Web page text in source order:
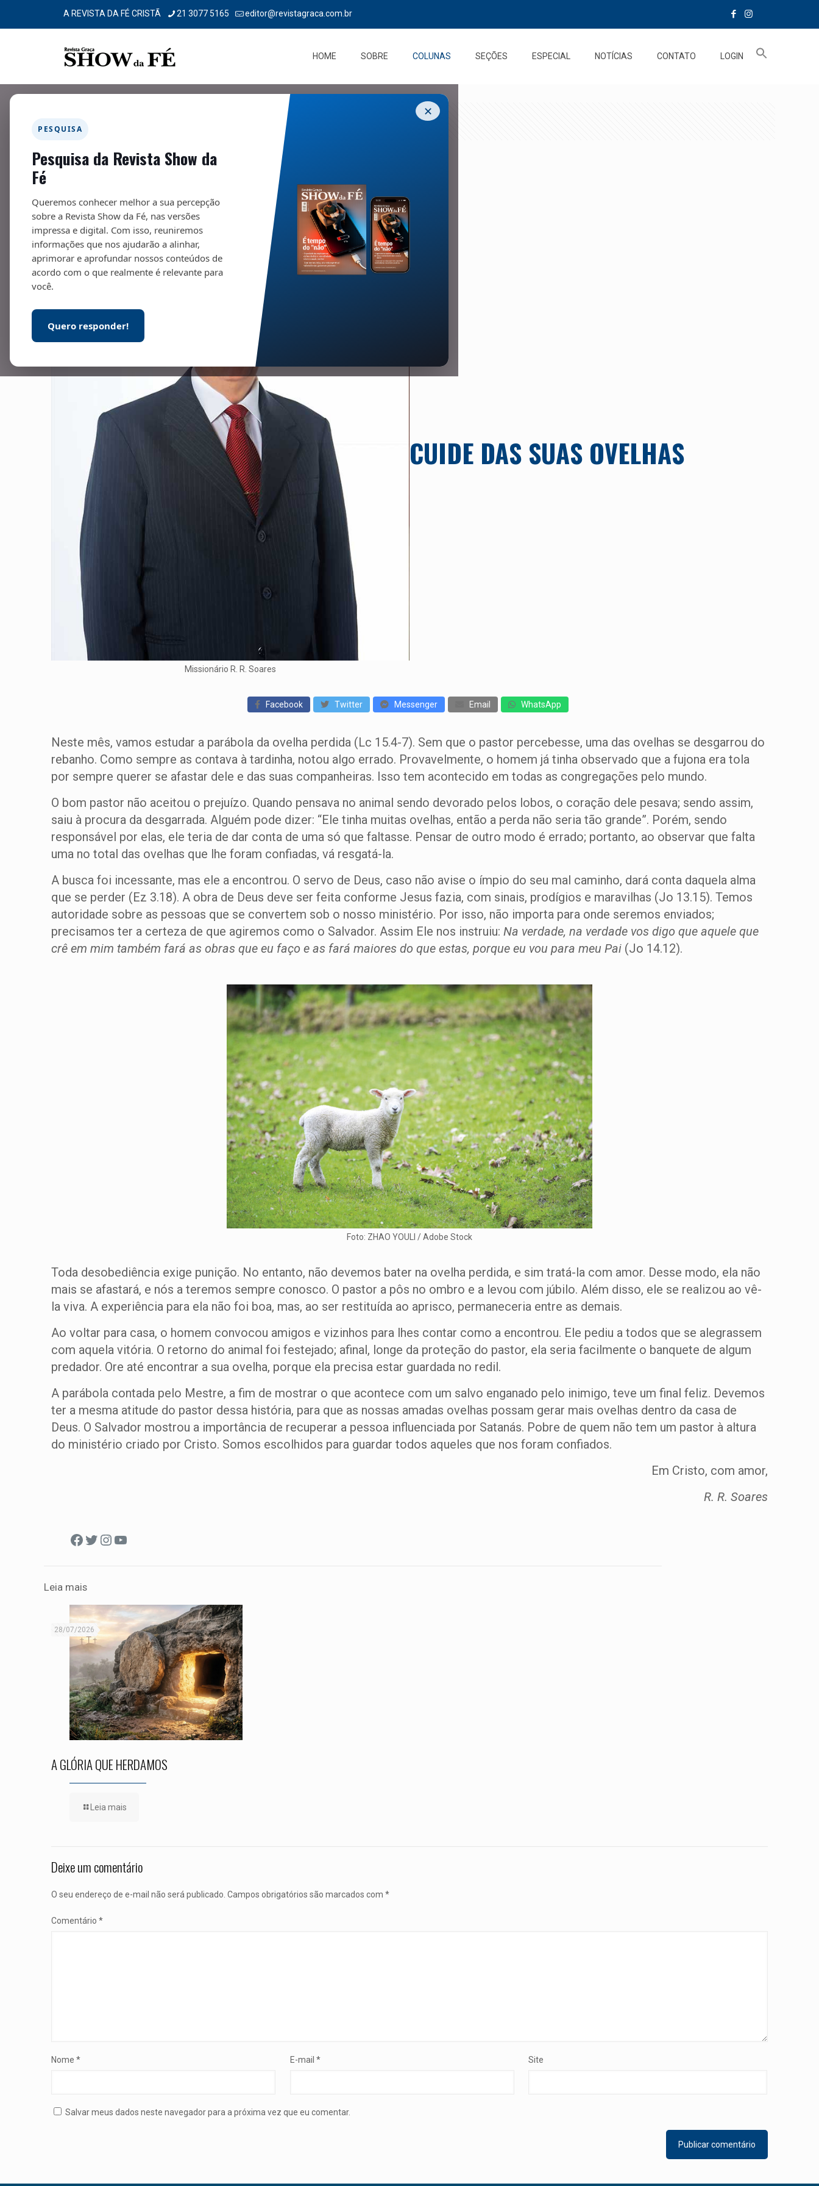
A REVISTA DA FÉ CRISTÃ 21 3077 5165 editor@revistagraca.com.br
HOME SOBRE COLUNAS SEÇÕES ESPECIAL NOTÍCIAS CONTATO LOGIN
✕
PESQUISA
Pesquisa da Revista Show da
Fé
Queremos conhecer melhor a sua percepção
sobre a Revista Show da Fé, nas versões
impressa e digital. Com isso, reuniremos
informações que nos ajudarão a alinhar,
aprimorar e aprofundar nossos conteúdos de
acordo com o que realmente é relevante para
você.
Quero responder!
CUIDE DAS SUAS OVELHAS
Missionário R. R. Soares
CUIDE DAS SUAS OVELHAS
Facebook Twitter Messenger Email WhatsApp
Neste mês, vamos estudar a parábola da ovelha perdida (Lc 15.4-7). Sem que o pastor percebesse, uma das ovelhas se desgarrou do
rebanho. Como sempre as contava à tardinha, notou algo errado. Provavelmente, o homem já tinha observado que a fujona era tola
por sempre querer se afastar dele e das suas companheiras. Isso tem acontecido em todas as congregações pelo mundo.
O bom pastor não aceitou o prejuízo. Quando pensava no animal sendo devorado pelos lobos, o coração dele pesava; sendo assim,
saiu à procura da desgarrada. Alguém pode dizer: “Ele tinha muitas ovelhas, então a perda não seria tão grande”. Porém, sendo
responsável por elas, ele teria de dar conta de uma só que faltasse. Pensar de outro modo é errado; portanto, ao observar que falta
uma no total das ovelhas que lhe foram confiadas, vá resgatá-la.
A busca foi incessante, mas ele a encontrou. O servo de Deus, caso não avise o ímpio do seu mal caminho, dará conta daquela alma
que se perder (Ez 3.18). A obra de Deus deve ser feita conforme Jesus fazia, com sinais, prodígios e maravilhas (Jo 13.15). Temos
autoridade sobre as pessoas que se convertem sob o nosso ministério. Por isso, não importa para onde seremos enviados;
precisamos ter a certeza de que agiremos como o Salvador. Assim Ele nos instruiu: Na verdade, na verdade vos digo que aquele que
crê em mim também fará as obras que eu faço e as fará maiores do que estas, porque eu vou para meu Pai (Jo 14.12).
Foto: ZHAO YOULI / Adobe Stock
Toda desobediência exige punição. No entanto, não devemos bater na ovelha perdida, e sim tratá-la com amor. Desse modo, ela não
mais se afastará, e nós a teremos sempre conosco. O pastor a pôs no ombro e a levou com júbilo. Além disso, ele se realizou ao vê-
la viva. A experiência para ela não foi boa, mas, ao ser restituída ao aprisco, permaneceria entre as demais.
Ao voltar para casa, o homem convocou amigos e vizinhos para lhes contar como a encontrou. Ele pediu a todos que se alegrassem
com aquela vitória. O retorno do animal foi festejado; afinal, longe da proteção do pastor, ela seria facilmente o banquete de algum
predador. Ore até encontrar a sua ovelha, porque ela precisa estar guardada no redil.
A parábola contada pelo Mestre, a fim de mostrar o que acontece com um salvo enganado pelo inimigo, teve um final feliz. Devemos
ter a mesma atitude do pastor dessa história, para que as nossas amadas ovelhas possam gerar mais ovelhas dentro da casa de
Deus. O Salvador mostrou a importância de recuperar a pessoa influenciada por Satanás. Pobre de quem não tem um pastor à altura
do ministério criado por Cristo. Somos escolhidos para guardar todos aqueles que nos foram confiados.
Em Cristo, com amor,
R. R. Soares
Facebook
Twitter
Instagram
Youtube
Leia mais
28/07/2026
A GLÓRIA QUE HERDAMOS
Leia mais
Deixe um comentário
O seu endereço de e-mail não será publicado. Campos obrigatórios são marcados com *
Comentário *
Nome * E-mail * Site
Salvar meus dados neste navegador para a próxima vez que eu comentar.